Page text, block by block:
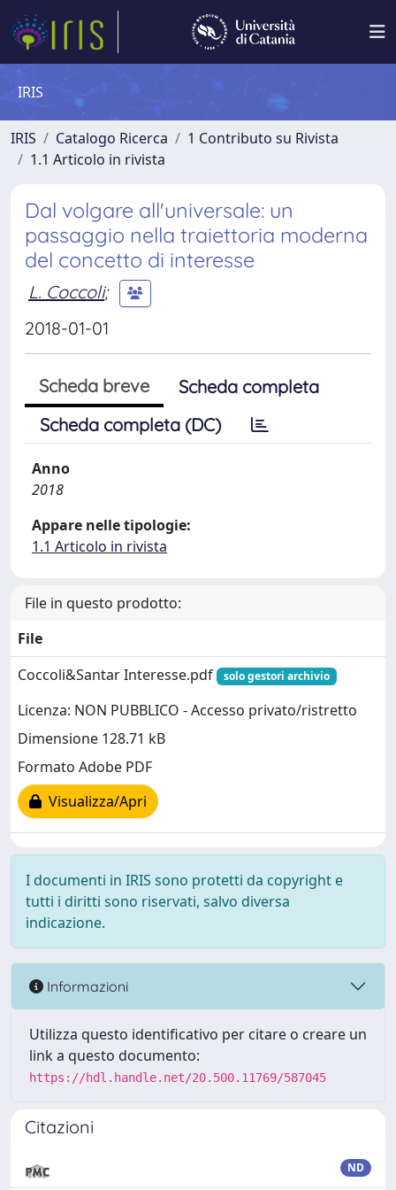
IRIS
IRIS Catalogo Ricerca
1 Contributo su Rivista
1.1 Articolo in rivista
Dal volgare all'universale: un
passaggio nella traiettoria moderna
del concetto di interesse
L. Coccoli;
2018-01-01
Scheda breve
Scheda completa
Scheda completa (DC)
Anno
2018
Appare nelle tipologie:
1.1 Articolo in rivista
File in questo prodotto:
File
Coccoli&Santar Interesse.pdf
solo gestori archivio
Licenza: NON PUBBLICO - Accesso privato/ristretto
Dimensione 128.71 kB
Formato Adobe PDF
Visualizza/Apri
I documenti in IRIS sono protetti da copyright e
tutti i diritti sono riservati, salvo diversa
indicazione.
Informazioni
Utilizza questo identificativo per citare o creare un
link a questo documento:
https://hdl.handle.net/20.500.11769/587045
Citazioni
ND